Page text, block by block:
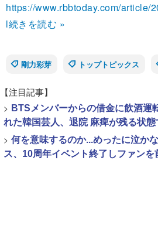
https://www.rbbtoday.com/article/
l続きを読む »
剛力彩芽
トップトピックス
【注目記事】
> BTSメンバーからの借金に飲酒運
れた韓国芸人、退院 麻痺が残る状
> 何を意味するのか...めったに泣か
ス、10周年イベント終了しファンを